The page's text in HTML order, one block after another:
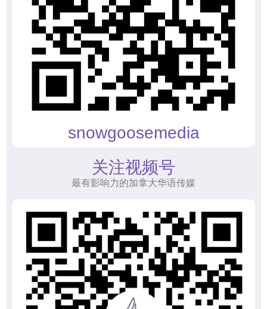
snowgoosemedia
关注视频号
最有影响力的加拿大华语传媒